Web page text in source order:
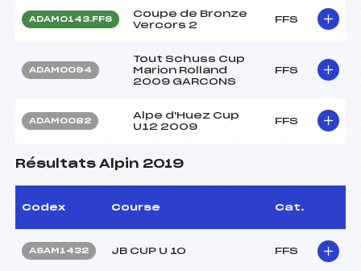
ADAM0143.FFS
Coupe de Bronze
Vercors 2
FFS
ADAM0094
Tout Schuss Cup
Marion Rolland
2009 GARCONS
FFS
ADAM0082
Alpe d'Huez Cup
U12 2009
FFS
Résultats Alpin 2019
Codex Course Cat.
ASAM1432 JB CUP U 10 FFS